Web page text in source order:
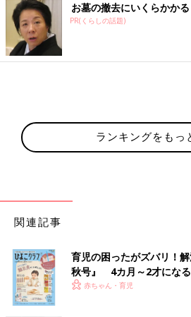
お墓の撤去にいくらかか
PR(くらしの話題)
ランキングをもっ
関連記事
育児の困ったがズバリ！
秋号』 4カ月～2才にな
いっぱい！
赤ちゃん・育児